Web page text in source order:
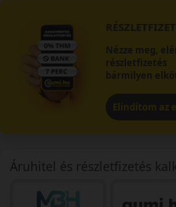
Nézze meg,
részletfizetés
bármilyen
Elindítom az
Áruhitel és részletfizetés